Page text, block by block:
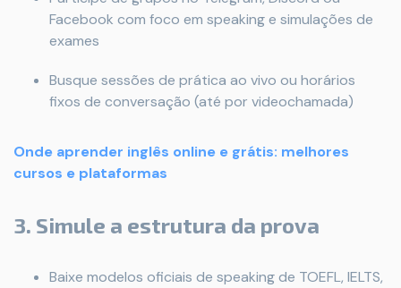
Facebook com foco em speaking e simulações de
exames
Busque sessões de prática ao vivo ou horários
fixos de conversação (até por videochamada)
Onde aprender inglês online e grátis: melhores
cursos e plataformas
3. Simule a estrutura da prova
Baixe modelos oficiais de speaking de TOEFL, IELTS,